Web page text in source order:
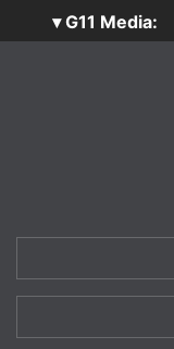
▾ G11 Media:
SecurityOpenLab